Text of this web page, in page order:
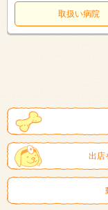
取扱い病院
出店